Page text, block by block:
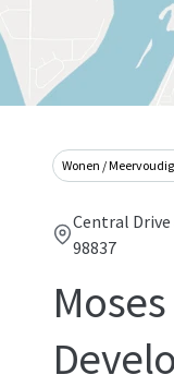
Wonen /
Central Drive
98837